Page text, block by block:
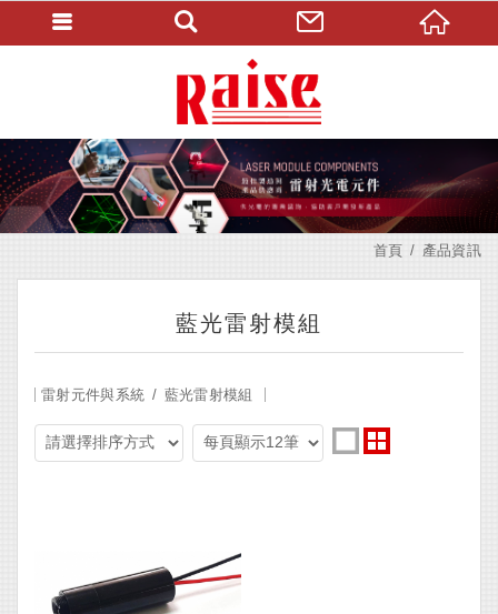
首頁 產品資訊
藍光雷射模組
雷射元件與系統 藍光雷射模組